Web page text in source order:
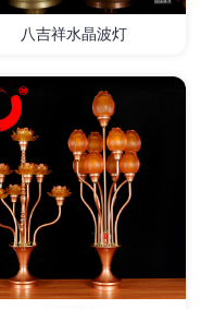
详情
八吉祥水晶波灯